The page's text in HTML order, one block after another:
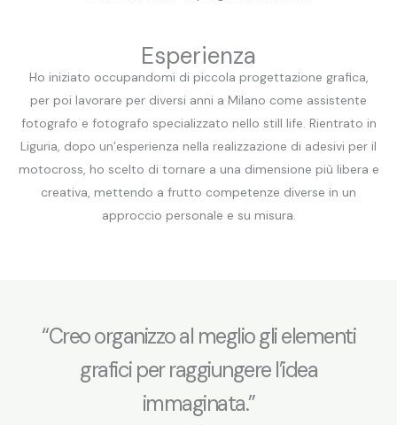
Esperienza
Ho iniziato occupandomi di piccola progettazione grafica,
per poi lavorare per diversi anni a Milano come assistente
fotografo e fotografo specializzato nello still life. Rientrato in
Liguria, dopo un’esperienza nella realizzazione di adesivi per il
motocross, ho scelto di tornare a una dimensione più libera e
creativa, mettendo a frutto competenze diverse in un
approccio personale e su misura.
“Creo organizzo al meglio gli elementi
grafici per raggiungere l’idea
immaginata.”